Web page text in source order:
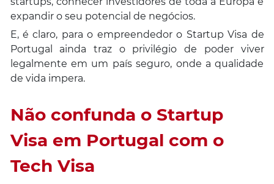
expandir o seu potencial de negócios.
E, é claro, para o empreendedor o Startup Visa de
Portugal ainda traz o privilégio de poder viver
legalmente em um país seguro, onde a qualidade
de vida impera.
Não confunda o Startup
Visa em Portugal com o
Tech Visa